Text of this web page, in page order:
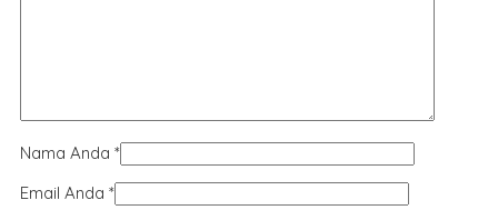
Nama Anda *
Email Anda *